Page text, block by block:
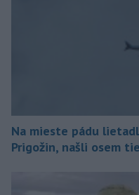
Na mieste pádu
Prigožin, našli osem